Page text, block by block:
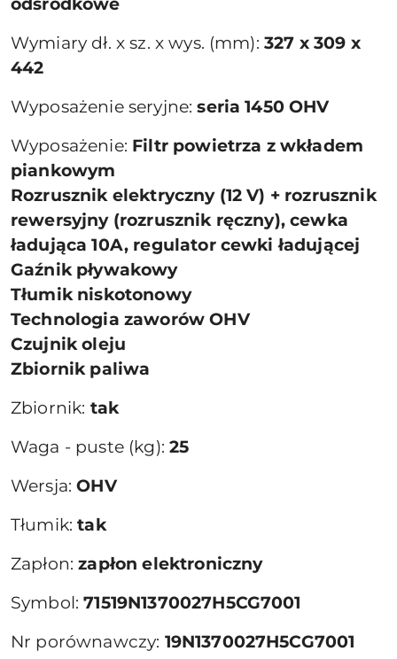
Wymiary dł. x sz. x wys. (mm): 327 x 309 x
442
Wyposażenie seryjne:seria 1450 OHV
Wyposażenie: Filtr powietrza z wkładem
piankowym
Rozrusznik elektryczny (12 V) + rozrusznik
rewersyjny (rozrusznik ręczny), cewka
ładująca 10A, regulator cewki ładującej
Gaźnik pływakowy
Tłumik niskotonowy
Technologia zaworów OHV
Czujnik oleju
Zbiornik paliwa
Zbiornik: tak
Waga - puste (kg):25
Wersja:OHV
Tłumik:tak
Zapłon:zapłon elektroniczny
Symbol:71519N1370027H5CG7001
Nr porównawczy: 19N1370027H5CG7001